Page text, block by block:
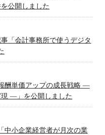
公開しました
「会計事務所で使うデジタ
酬単価アップの成長戦略 ―
現 ―」を公開しました
中小企業経営者が月次の業